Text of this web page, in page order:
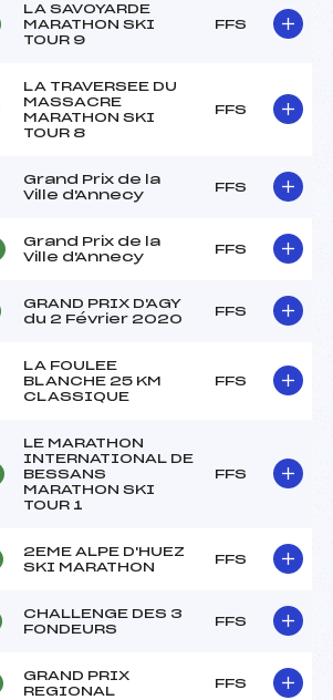
LA SAVOYARDE
MARATHON SKI
TOUR 9
FFS
LA TRAVERSEE DU
MASSACRE
MARATHON SKI
TOUR 8
FFS
Grand Prix de la
Ville d'Annecy
FFS
Grand Prix de la
Ville d'Annecy
FFS
GRAND PRIX D'AGY
du 2 Février 2020
FFS
LA FOULEE
BLANCHE 25 KM
CLASSIQUE
FFS
LE MARATHON
INTERNATIONAL DE
BESSANS
MARATHON SKI
TOUR 1
FFS
2EME ALPE D'HUEZ
SKI MARATHON
FFS
CHALLENGE DES 3
FONDEURS
FFS
GRAND PRIX
REGIONAL
FFS